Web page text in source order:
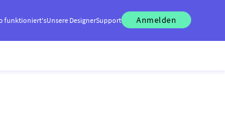
funktioniert'sUnsere DesignerSupport Anmelden